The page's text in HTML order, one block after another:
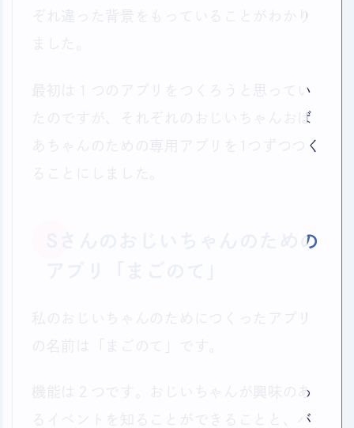
ぞれ違った背景をもっていることがわかり
最初は１つのアプリをつくろうと思ってい
たのですが、それぞれのおじいちゃんおば
あちゃんのための専用アプリを1つずつつく
Sさんのおじいちゃんのための
私のおじいちゃんのためにつくったアプリ
機能は２つです。おじいちゃんが興味のあ
るイベントを知ることができることと、バ